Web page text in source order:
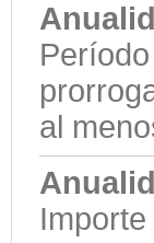
al